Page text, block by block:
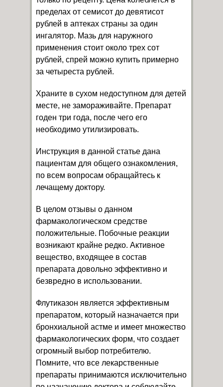
пределах от семисот до девятисот
рублей в аптеках страны за один
ингалятор. Мазь для наружного
применения стоит около трех сот
рублей, спрей можно купить примерно
за четыреста рублей.
Храните в сухом недоступном для детей
месте, не замораживайте. Препарат
годен три года, после чего его
необходимо утилизировать.
Инструкция в данной статье дана
пациентам для общего ознакомления,
по всем вопросам обращайтесь к
лечащему доктору.
В целом отзывы о данном
фармакологическом средстве
положительные. Побочные реакции
возникают крайне редко. Активное
вещество, входящее в состав
препарата довольно эффективно и
безвредно в использовании.
Флутиказон является эффективным
препаратом, который назначается при
бронхиальной астме и имеет множество
фармакологических форм, что создает
огромный выбор потребителю.
Помните, что все лекарственные
препараты принимаются исключительно